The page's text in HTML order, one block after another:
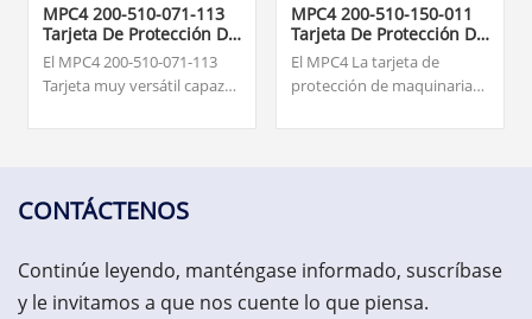
MPC4 200-510-071-113
Tarjeta De Protección De
Maquinaria
El MPC4 200-510-071-113
Tarjeta muy versátil capaz
hasta cuatro entradas de
simultáneamente.
¡bienvenido a consultar!
MPC4 200-510-150-011
Tarjeta De Protección De
Maquinaria
El MPC4 La tarjeta de
protección de maquinaria
sistema de protección de
y hasta dos entradas de
velocidad
CONTÁCTENOS
Continúe leyendo, manténgase informado, suscríbase
y le invitamos a que nos cuente lo que piensa.